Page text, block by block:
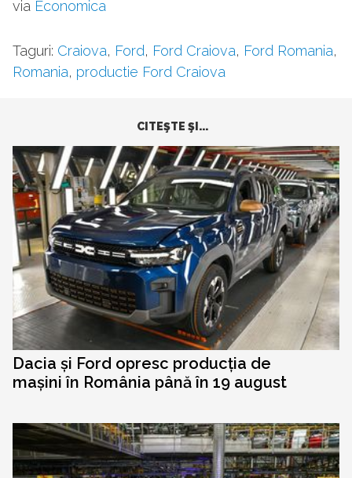
via Economica
Taguri: Craiova, Ford, Ford Craiova, Ford Romania,
Romania, productie Ford Craiova
CITEŞTE ŞI...
Dacia și Ford opresc producția de
mașini în România până în 19 august